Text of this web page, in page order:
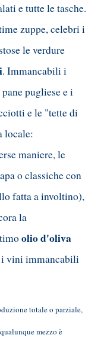
e tutte le tasche.
zuppe, celebri i
le verdure
. Immancabili i
pugliese e i
e le "tette di
locale:
maniere, le
o classiche con
fatta a involtino),
la
olio d'oliva
vini immancabili
totale o parziale,
mezzo è